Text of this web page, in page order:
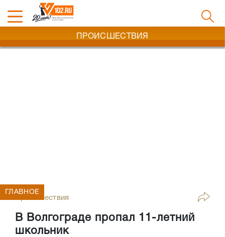
ПРОИСШЕСТВИЯ
Происшествия
В Волгограде пропал 11-летний
школьник
ГЛАВНОЕ